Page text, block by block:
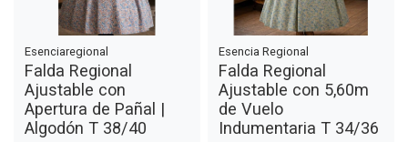
Esenciaregional
Falda Regional
Ajustable con
Apertura de Pañal |
Algodón T 38/40
Esencia Regional
Falda Regional
Ajustable con 5,60m
de Vuelo
Indumentaria T 34/36